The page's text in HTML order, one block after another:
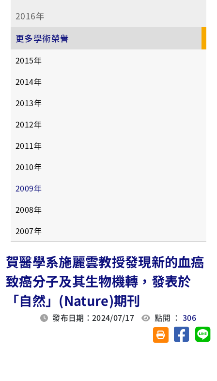
2016年
更多學術榮譽
2015年
2014年
2013年
2012年
2011年
2010年
2009年
2008年
2007年
賀醫學系施麗雲教授發現新的血癌
致癌分子及其生物機轉，發表於
「自然」(Nature)期刊
發布日期：2024/07/17 點閱 ：306
友善列印(另開視
分享至